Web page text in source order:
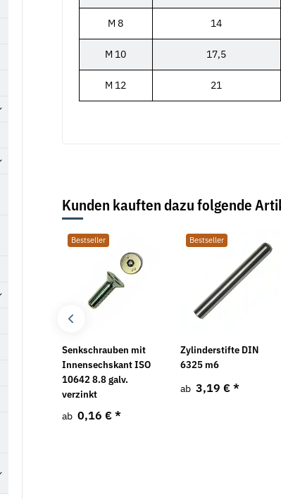
M 8 14
M 10 17,5
M 12 21
Kunden kauften dazu folgende
Bestseller
Senkschrauben mit
Innensechskant ISO
10642 8.8 galv.
verzinkt
ab 0,16 € *
Bestseller
Zylinderstifte DIN
6325 m6
ab 3,19 € *